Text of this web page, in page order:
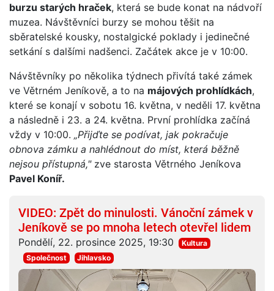
burzu starých hraček, která se bude konat na nádvoří
muzea. Návštěvníci burzy se mohou těšit na
sběratelské kousky, nostalgické poklady i jedinečné
setkání s dalšími nadšenci. Začátek akce je v 10:00.
Návštěvníky po několika týdnech přivítá také zámek
ve Větrném Jeníkově, a to na májových prohlídkách,
které se konají v sobotu 16. května, v neděli 17. května
a následně i 23. a 24. května. První prohlídka začíná
vždy v 10:00. „Přijďte se podívat, jak pokračuje
obnova zámku a nahlédnout do míst, která běžně
nejsou přístupná,"zve starosta Větrného Jeníkova
Pavel Koníř.
VIDEO: Zpět do minulosti. Vánoční zámek v
Jeníkově se po mnoha letech otevřel lidem
Pondělí, 22. prosince 2025, 19:30
Kultura
Společnost
Jihlavsko